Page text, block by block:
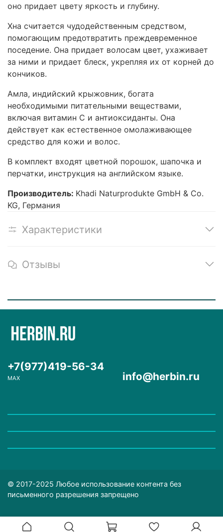
оно придает цвету яркость и глубину.
Хна считается чудодейственным средством,
помогающим предотвратить преждевременное
поседение. Она придает волосам цвет, ухаживает
за ними и придает блеск, укрепляя их от корней до
кончиков.
Амла, индийский крыжовник, богата
необходимыми питательными веществами,
включая витамин С и антиоксиданты. Она
действует как естественное омолаживающее
средство для кожи и волос.
В комплект входят цветной порошок, шапочка и
перчатки, инструкция на английском языке.
Производитель: Khadi Naturprodukte GmbH & Co.
KG, Германия
Характеристики
Отзывы
+7(977)419-56-34
MAX info@herbin.ru
© 2017-2025 Любое использование контента без
письменного разрешения запрещено